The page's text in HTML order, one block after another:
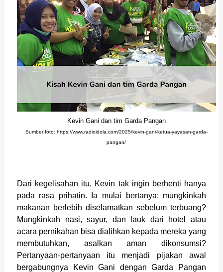
Kevin Gani dan tim Garda Pangan
Sumber foto: https://www.radioidola.com/2025/kevin-gani-ketua-yayasan-garda-
pangan/
Dari kegelisahan itu, Kevin tak ingin berhenti hanya
pada rasa prihatin. Ia mulai bertanya: mungkinkah
makanan berlebih diselamatkan sebelum terbuang?
Mungkinkah nasi, sayur, dan lauk dari hotel atau
acara pernikahan bisa dialihkan kepada mereka yang
membutuhkan, asalkan aman dikonsumsi?
Pertanyaan-pertanyaan itu menjadi pijakan awal
bergabungnya Kevin Gani dengan Garda Pangan